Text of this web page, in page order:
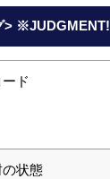
>
ド
状態